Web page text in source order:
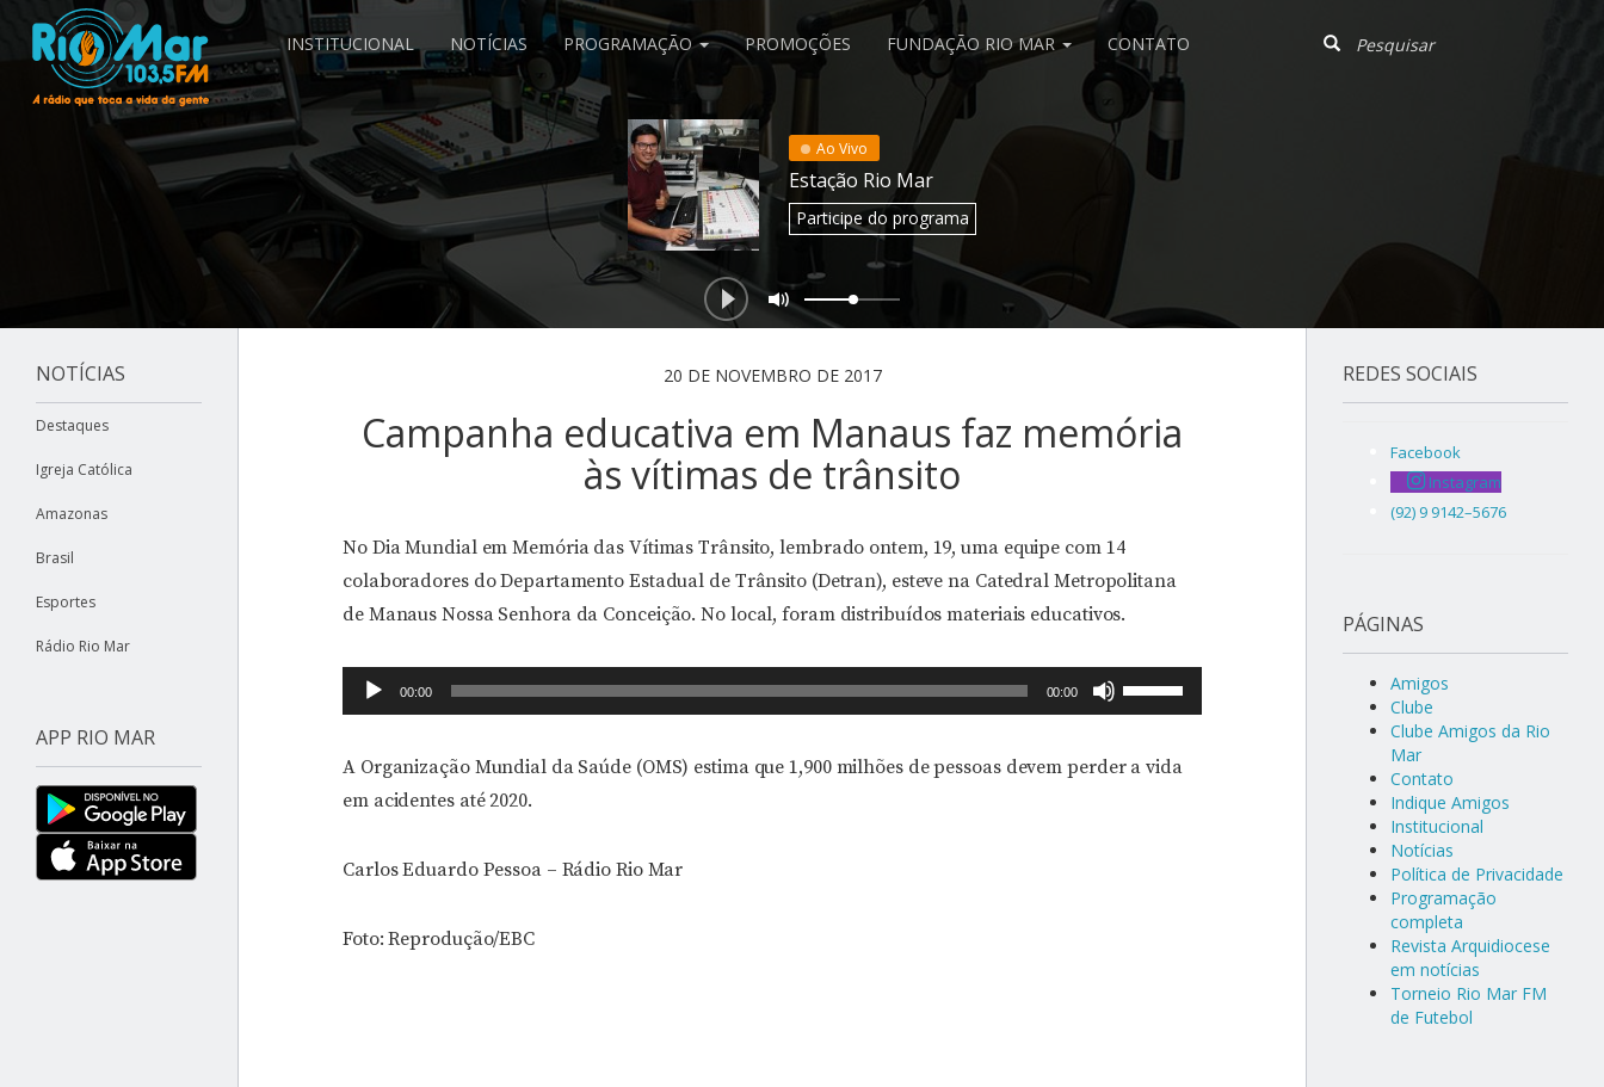
INSTITUCIONAL NOTÍCIAS PROGRAMAÇÃO PROMOÇÕES FUNDAÇÃO RIO MAR CONTATO
Ao Vivo
Estação Rio Mar
Participedo programa
NOTÍCIAS
Destaques
Igreja Católica
Amazonas
Brasil
Esportes
Rádio Rio Mar
APP RIO MAR
20 DE NOVEMBRO DE 2017
Campanha educativa em Manaus faz memória
às vítimas de trânsito
No Dia Mundial em Memória das Vítimas Trânsito, lembrado ontem, 19, uma equipe com 14
colaboradores do Departamento Estadual de Trânsito (Detran), esteve na Catedral Metropolitana
de Manaus Nossa Senhora da Conceição. No local, foram distribuídos materiais educativos.
Tocador
de
00:00 00:00
Use
as
A Organização Mundial da Saúde (OMS) estima que 1,900 milhões de pessoas devem perder a vida
em acidentes até 2020.
Carlos Eduardo Pessoa – Rádio Rio Mar
Foto: Reprodução/EBC
REDES SOCIAIS
Facebook
Instagram
(92) 9 9142–5676
PÁGINAS
Amigos
Clube
Clube Amigos da Rio
Mar
Contato
Indique Amigos
Institucional
Notícias
Política de Privacidade
Programação
completa
Revista Arquidiocese
em notícias
Torneio Rio Mar FM
de Futebol